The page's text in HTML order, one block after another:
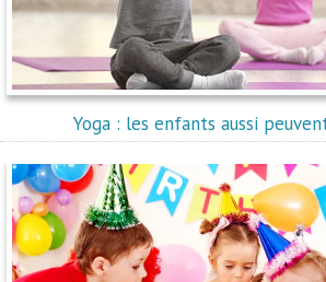
Yoga : les enfants aussi